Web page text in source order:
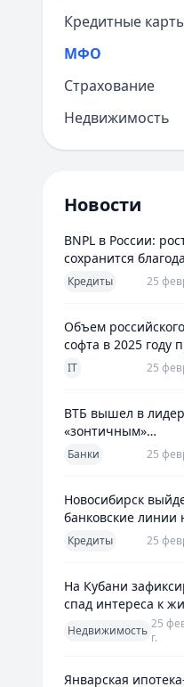
Кредитные
МФО
Страхование
Недвижимость
Новости
BNPL в России:
сохранится
новым сценариям
использования
Кредиты 25
Объем
софта в 2025 году
800 млрд рублей
IT 25
ВТБ вышел в
«зонтичным»
поручительствам
Банки 25
Новосибирск
банковские линии
млрд рублей для
дефицита
Кредиты 25
На Кубани
спад интереса к
Недвижимость 25
г.
Январская